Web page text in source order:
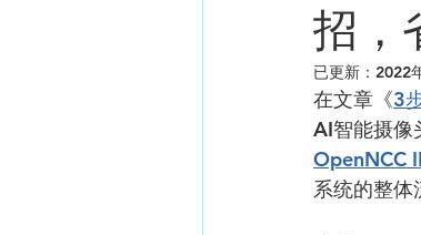
招，
已更新： 2022
在文章《3
AI智能摄像
OpenNCC
系统的整体